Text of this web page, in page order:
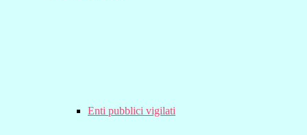
Enti pubblici vigilati